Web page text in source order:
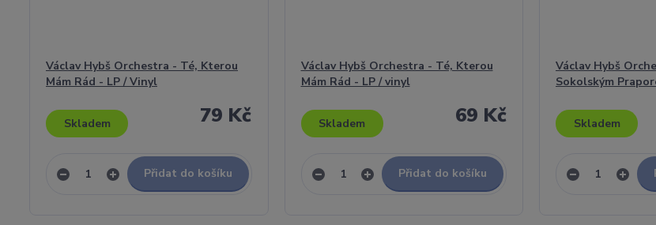
Václav Hybš Orchestra - Té, Kterou
Mám Rád - LP / Vinyl
79 Kč
Skladem
Přidat do košíku
Václav Hybš Orchestra - Té, Kterou
Mám Rád - LP / vinyl
69 Kč
Skladem
Přidat do košíku
Václav Hybš
Sokolským
Skladem